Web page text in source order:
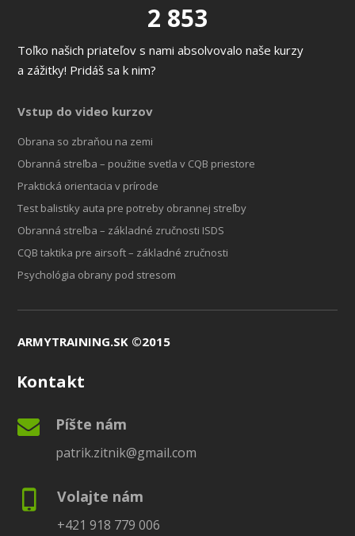
2 853
Toľko našich priateľov s nami absolvovalo naše kurzy
a zážitky! Pridáš sa k nim?
Vstup do video kurzov
Obrana so zbraňou na zemi
Obranná streľba – použitie svetla v CQB priestore
Praktická orientacia v prírode
Test balistiky auta pre potreby obrannej streľby
Obranná streľba – základné zručnosti ISDS
CQB taktika pre airsoft – základné zručnosti
Psychológia obrany pod stresom
ARMYTRAINING.SK ©2015
Kontakt
Píšte nám
patrik.zitnik@gmail.com
Volajte nám
+421 918 779 006